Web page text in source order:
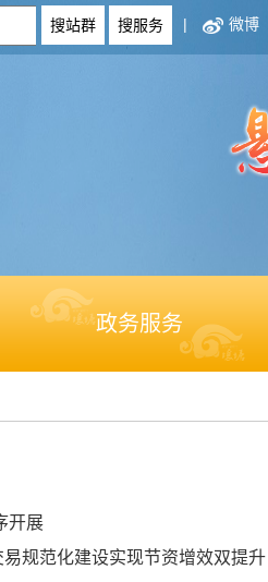
| 微博
政务服务
开展
规范化建设实现节资增效双提升